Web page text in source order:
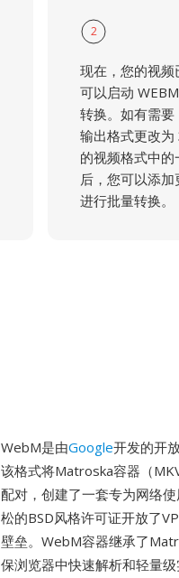
2
现在，您的视频
可以启动
转换。如有需要
输出格式更改
的视频格式中的
后，您可以添加
进行批量转换。
WebM是由Google开发的开
该格式将Matroska容器（
配对，创建了一套专为网络
松的BSD风格许可证开放了
壁垒。WebM容器继承了
保浏览器中快速解析和轻量